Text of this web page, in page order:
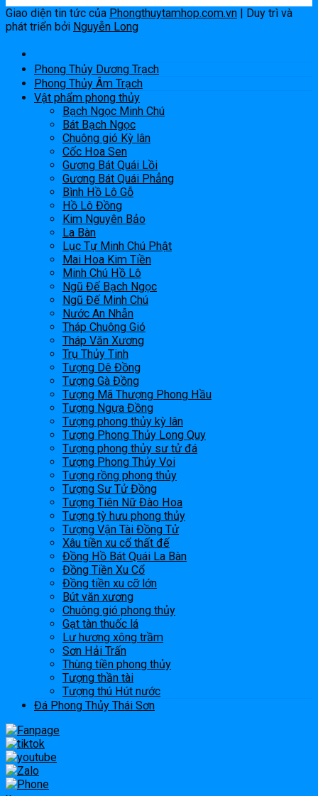
Giao diện tin tức của Phongthuytamhop.com.vn | Duy trì và
phát triển bởi Nguyễn Long
Phong Thủy Dương Trạch
Phong Thủy Âm Trạch
Vật phẩm phong thủy
Bạch Ngọc Minh Chú
Bát Bạch Ngọc
Chuông gió Kỳ lân
Cốc Hoa Sen
Gương Bát Quái Lồi
Gương Bát Quái Phẳng
Bình Hồ Lô Gỗ
Hồ Lô Đồng
Kim Nguyên Bảo
La Bàn
Lục Tự Minh Chú Phật
Mai Hoa Kim Tiền
Minh Chú Hồ Lô
Ngũ Đế Bạch Ngọc
Ngũ Đế Minh Chú
Nước An Nhẫn
Tháp Chuông Gió
Tháp Văn Xương
Trụ Thủy Tinh
Tượng Dê Đồng
Tượng Gà Đồng
Tượng Mã Thượng Phong Hầu
Tượng Ngựa Đồng
Tượng phong thủy kỳ lân
Tượng Phong Thủy Long Quy
Tượng phong thủy sư tử đá
Tượng Phong Thủy Voi
Tượng rồng phong thủy
Tượng Sư Tử Đồng
Tượng Tiên Nữ Đào Hoa
Tượng tỳ hưu phong thủy
Tượng Vận Tài Đồng Tử
Xâu tiền xu cổ thất đế
Đồng Hồ Bát Quái La Bàn
Đồng Tiền Xu Cổ
Đồng tiền xu cỡ lớn
Bút văn xương
Chuông gió phong thủy
Gạt tàn thuốc lá
Lư hương xông trầm
Sơn Hải Trấn
Thùng tiền phong thủy
Tượng thần tài
Tượng thú Hút nước
Đá Phong Thủy Thái Sơn